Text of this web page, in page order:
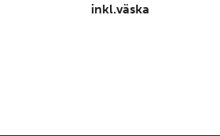
inkl.väska